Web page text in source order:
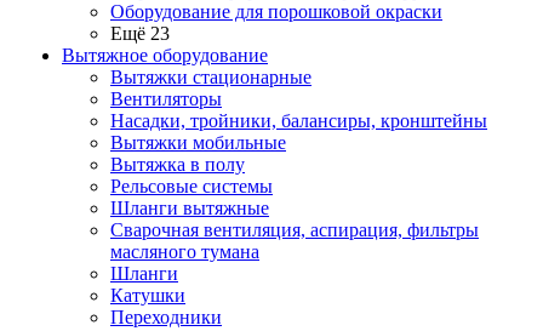
Оборудование для порошковой окраски
Ещё 23
Вытяжное оборудование
Вытяжки стационарные
Вентиляторы
Насадки, тройники, балансиры, кронштейны
Вытяжки мобильные
Вытяжка в полу
Рельсовые системы
Шланги вытяжные
Сварочная вентиляция, аспирация, фильтры
масляного тумана
Шланги
Катушки
Переходники